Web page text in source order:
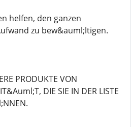
helfen, den ganzen
zu bew&auml;ltigen.
PRODUKTE VON
DIE SIE IN DER LISTE